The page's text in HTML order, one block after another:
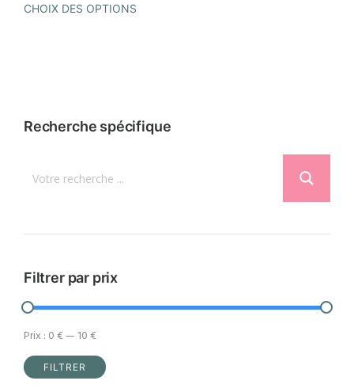
CHOIX DES OPTIONS
variations.
peuvent
la
du
produit
Recherche spécifique
Filtrer par prix
FILTRER
Prix : 0 €— 10 €